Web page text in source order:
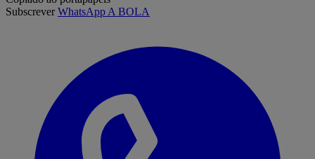
SubscreverWhatsApp A BOLA